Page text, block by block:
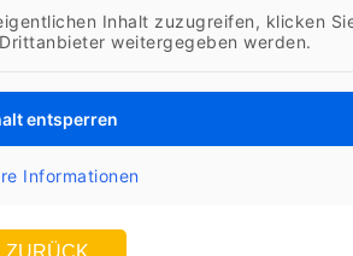
Inhalt zuzugreifen, klicken
weitergegeben werden.
entsperren
Informationen
ZURÜCK